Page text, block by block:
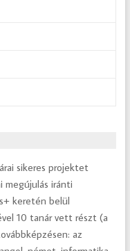
sikeres projektet
megújulás iránti
keretén belül
10 tanár vett részt (a
az